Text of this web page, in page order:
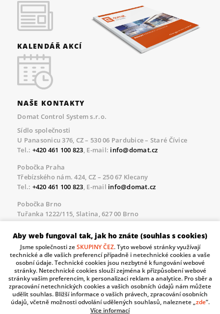
KALENDÁŘ AKCÍ
NAŠE KONTAKTY
Domat Control System s.r.o.
Sídlo společnosti
U Panasonicu 376, CZ – 530 06 Pardubice – Staré Čívice
Tel.: +420 461 100 823, E-mail: info@domat.cz
Pobočka Praha
Třebízského nám. 424, CZ – 250 67 Klecany
Tel.: +420 461 100 823, E-mail info@domat.cz
Pobočka Brno
Tuřanka 1222/115, Slatina, 627 00 Brno
Tel.:+420 461 100 823, E-mailinfo@domat.cz
Servisní linka pro námi realizované akce
Po – Pá 8.30 – 17.00
tel:+420 733 421 878, E-mailservis@domat.cz
Technická podpora:
Tel.:+420 461 100 666 , WhatsApp:+420 603 735 402
Informace o zpracovávaných osobních údajích.
Aby web fungoval tak, jak ho znáte (souhlas s cookies)
Jsme společnosti zeSKUPINY ČEZ. Tyto webové stránky využívají
technické a dle vašich preferencí případně i netechnické cookies a vaše
osobní údaje. Technické cookies jsou nezbytné k fungování webové
stránky. Netechnické cookies slouží zejména k přizpůsobení webové
stránky vašim preferencím, k personalizaci reklam a analytice. Pro sběr a
zpracování netechnických cookies a vašich osobních údajů nám můžete
udělit souhlas. Bližší informace o vašich právech, zpracování osobních
údajů, včetně možnosti odvolání udělených souhlasů, naleznete „zde“.
Více informací